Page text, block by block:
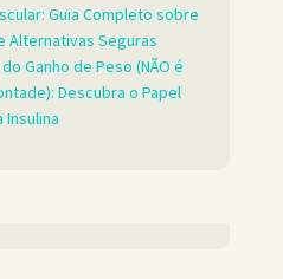
Guia Completo sobre
Alternativas Seguras
Ganho de Peso (NÃO é
Descubra o Papel
Insulina